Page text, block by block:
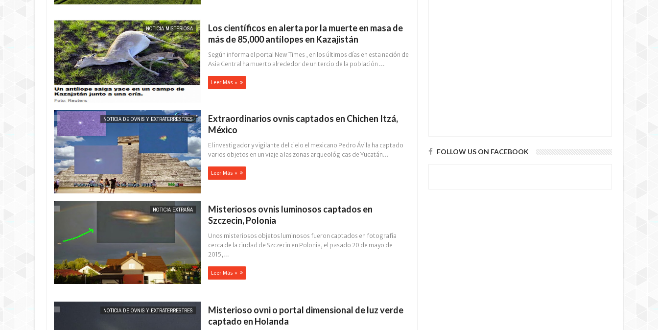
NOTICIA MISTERIOSA
Los científicos en alerta por la muerte en masa de
más de 85,000 antílopes en Kazajistán
Según informa el portal New Times , en los últimos días en esta nación de
Asia Central ha muerto alrededor de un tercio de la población ...
Leer Más »
NOTICIA DE OVNIS Y EXTRATERRESTRES
Extraordinarios ovnis captados en Chichen Itzá,
México
El investigador y vigilante del cielo el mexicano Pedro Ávila ha captado
varios objetos en un viaje a las zonas arqueológicas de Yucatán...
Leer Más »
NOTICIA EXTRAÑA
Misteriosos ovnis luminosos captados en
Szczecin, Polonia
Unos misteriosos objetos luminosos fueron captados en fotografía
cerca de la ciudad de Szczecin en Polonia, el pasado 20 de mayo de
2015,...
Leer Más »
NOTICIA DE OVNIS Y EXTRATERRESTRES
Misterioso ovni o portal dimensional de luz verde
captado en Holanda
FOLLOW US ON FACEBOOK